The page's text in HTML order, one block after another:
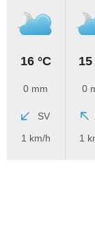
16 °C
0 mm
SV
1 km/h
15
0
1